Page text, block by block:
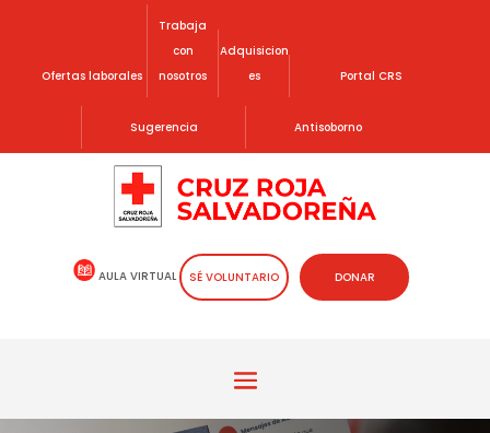
Ofertas laborales
Trabaja
con
nosotros
Adquisicion
es
Portal CRS
Sugerencia Antisoborno
AULA VIRTUAL SÉ VOLUNTARIO DONAR